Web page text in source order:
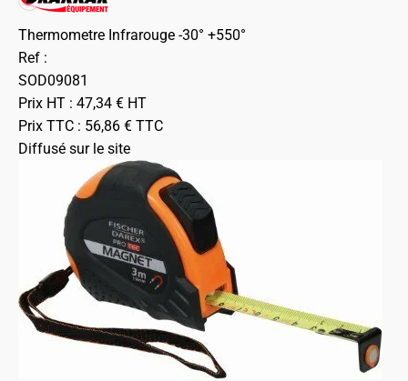
Thermometre Infrarouge -30° +550°
Ref :
SOD09081
Prix HT : 47,34 € HT
Prix TTC : 56,86 € TTC
Diffusé sur le site